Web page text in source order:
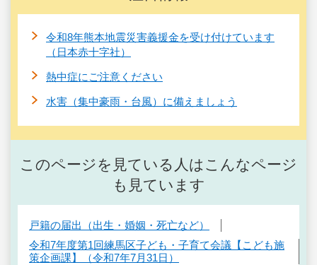
令和8年熊本地震災害義援金を受け付けています
（日本赤十字社）
熱中症にご注意ください
水害（集中豪雨・台風）に備えましょう
このページを見ている人はこんなページ
も見ています
戸籍の届出（出生・婚姻・死亡など）
令和7年度第1回練馬区子ども・子育て会議【こども施
策企画課】（令和7年7月31日）